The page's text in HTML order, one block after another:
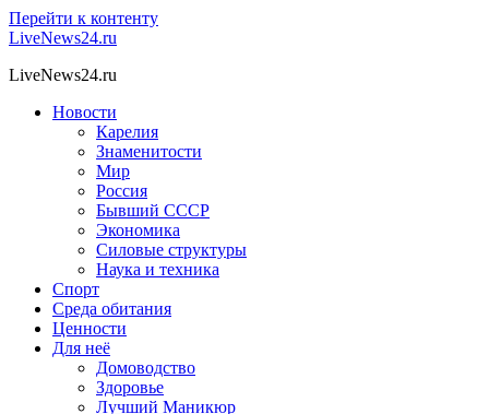
Перейти к контенту
LiveNews24.ru
LiveNews24.ru
Новости
Карелия
Знаменитости
Мир
Россия
Бывший СССР
Экономика
Силовые структуры
Наука и техника
Спорт
Среда обитания
Ценности
Для неё
Домоводство
Здоровье
Лучший Маникюр